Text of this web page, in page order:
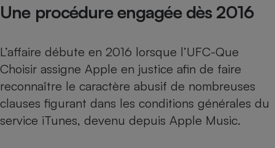
Une procédure engagée dès 2016
L’affaire débute en 2016 lorsque l’UFC-Que
Choisir assigne Apple en justice afin de faire
reconnaître le caractère abusif de nombreuses
clauses figurant dans les conditions générales du
service iTunes, devenu depuis Apple Music.
Plaque de cuisson à
induction
Téléphone mobile -
Smartphone